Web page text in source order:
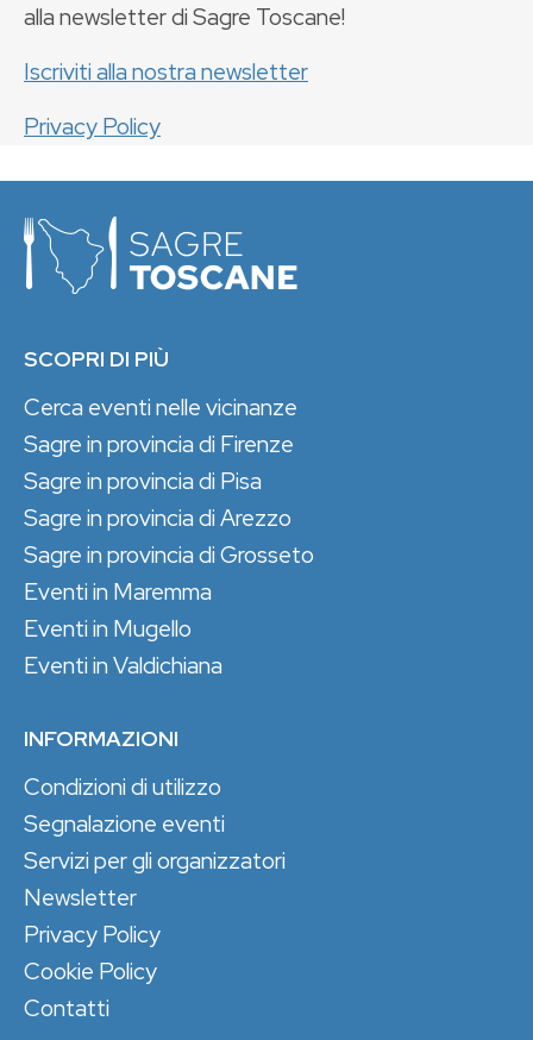
alla newsletter di Sagre Toscane!
Iscriviti alla nostra newsletter
Privacy Policy
SCOPRI DI PIÙ
Cerca eventi nelle vicinanze
Sagre in provincia di Firenze
Sagre in provincia di Pisa
Sagre in provincia di Arezzo
Sagre in provincia di Grosseto
Eventi in Maremma
Eventi in Mugello
Eventi in Valdichiana
INFORMAZIONI
Condizioni di utilizzo
Segnalazione eventi
Servizi per gli organizzatori
Newsletter
Privacy Policy
Cookie Policy
Contatti